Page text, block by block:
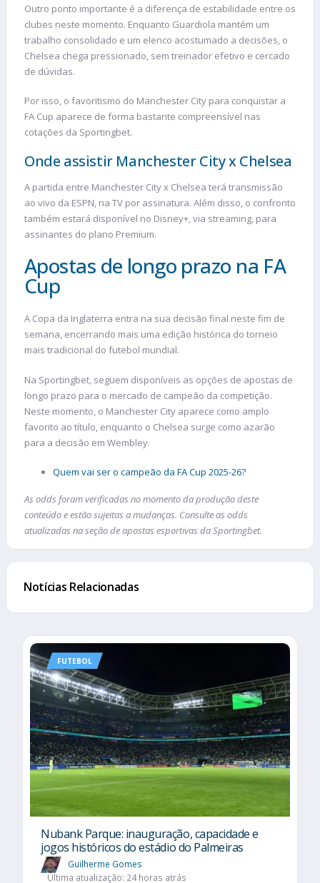
Outro ponto importante é a diferença de estabilidade entre os
clubes neste momento. Enquanto Guardiola mantém um
trabalho consolidado e um elenco acostumado a decisões, o
Chelsea chega pressionado, sem treinador efetivo e cercado
de dúvidas.
Por isso, o favoritismo do Manchester City para conquistar a
FA Cup aparece de forma bastante compreensível nas
cotações da Sportingbet.
Onde assistir Manchester City x Chelsea
A partida entre Manchester City x Chelsea terá transmissão
ao vivo da ESPN, na TV por assinatura. Além disso, o confronto
também estará disponível no Disney+, via streaming, para
assinantes do plano Premium.
Apostas de longo prazo na FA
Cup
A Copa da Inglaterra entra na sua decisão final neste fim de
semana, encerrando mais uma edição histórica do torneio
mais tradicional do futebol mundial.
Na Sportingbet, seguem disponíveis as opções de apostas de
longo prazo para o mercado de campeão da competição.
Neste momento, o Manchester City aparece como amplo
favorito ao título, enquanto o Chelsea surge como azarão
para a decisão em Wembley.
Quem vai ser o campeão da FA Cup 2025-26?
As odds foram verificadas no momento da produção deste
conteúdo e estão sujeitas a mudanças. Consulte as odds
atualizadas na seção de apostas esportivas da Sportingbet.
Notícias Relacionadas
FUTEBOL
Nubank Parque: inauguração, capacidade e
jogos históricos do estádio do Palmeiras
Guilherme Gomes
Última atualização: 24 horas atrás